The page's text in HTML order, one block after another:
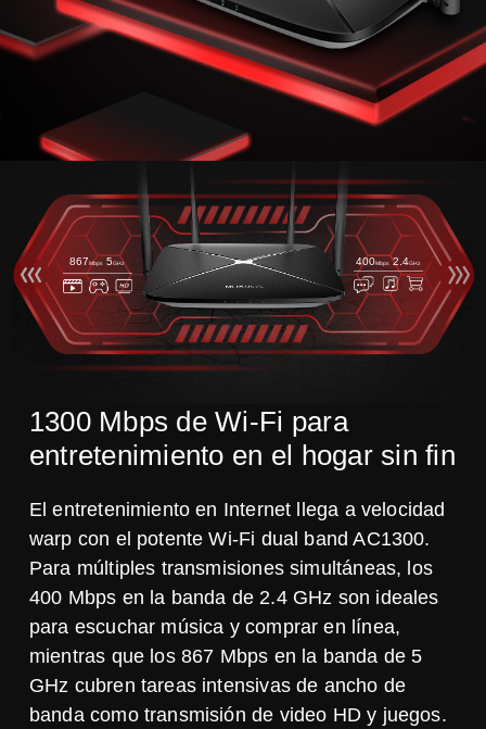
867Mbps 5GHz 400Mbps2.4GHz
1300 Mbps de Wi-Fi para
entretenimiento en el hogar sin fin
El entretenimiento en Internet llega a velocidad
warp con el potente Wi-Fi dual band AC1300.
Para múltiples transmisiones simultáneas, los
400 Mbps en la banda de 2.4 GHz son ideales
para escuchar música y comprar en línea,
mientras que los 867 Mbps en la banda de 5
GHz cubren tareas intensivas de ancho de
banda como transmisión de video HD y juegos.